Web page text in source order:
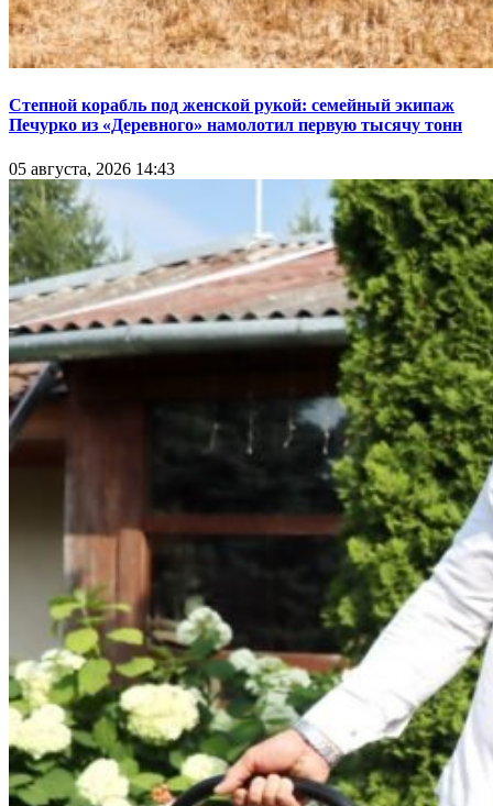
Степной корабль под женской рукой: семейный экипаж
Печурко из «Деревного» намолотил первую тысячу тонн
05 августа, 2026 14:43